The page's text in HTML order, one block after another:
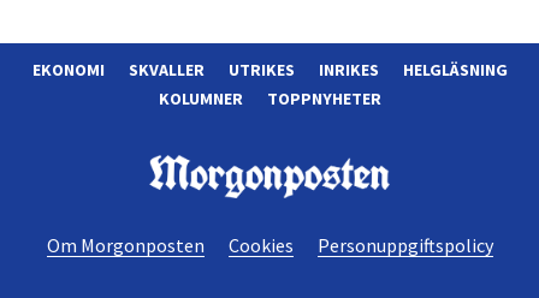
EKONOMI SKVALLER UTRIKES INRIKES
HELGLÄSNING
KOLUMNER
TOPPNYHETER
Om Morgonposten Cookies Personuppgiftspolicy